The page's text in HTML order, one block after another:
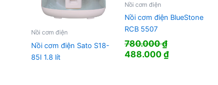
Nồi cơm điện
Nồi cơm điện Sato S18-
85I 1.8 lít
Nồi cơm điện
Nồi cơm điện BlueStone
RCB 5507
780.000₫
Giá
488.000₫Giá